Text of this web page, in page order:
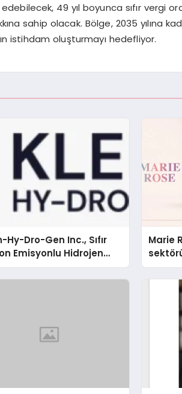
49 yıl boyunca sıfır vergi
sahip olacak. Bölge, 2035 yılına
istihdam oluşturmayı hedefliyor.
Hy-Dro-Gen Inc., Sıfır
Emisyonlu Hidrojen
Teknolojisinde ISO ve
Düzenleyici Onaylarını
Marie